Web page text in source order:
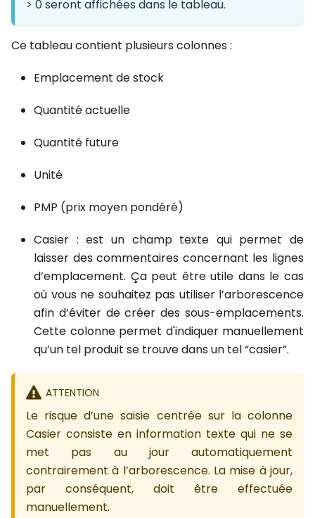
> 0 seront affichées dans le tableau.
Ce tableau contient plusieurs colonnes :
Emplacement de stock
Quantité actuelle
Quantité future
Unité
PMP (prix moyen pondéré)
Casier : est un champ texte qui permet de
laisser des commentaires concernant les lignes
d’emplacement. Ça peut être utile dans le cas
où vous ne souhaitez pas utiliser l’arborescence
afin d’éviter de créer des sous-emplacements.
Cette colonne permet d'indiquer manuellement
qu’un tel produit se trouve dans un tel “casier”.
ATTENTION
Le risque d’une saisie centrée sur la colonne
Casier consiste en information texte qui ne se
met pas au jour automatiquement
contrairement à l’arborescence. La mise à jour,
par conséquent, doit être effectuée
manuellement.